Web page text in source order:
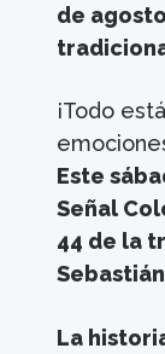
de
¡Todo
Este
Señal
44 de la
La